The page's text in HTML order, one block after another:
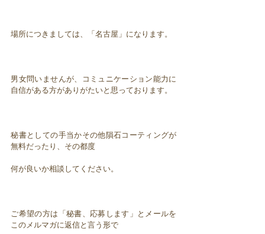
場所につきましては、「名古屋」になります。
男女問いませんが、コミュニケーション能力に
自信がある方がありがたいと思っております。
秘書としての手当かその他隕石コーティングが
無料だったり、その都度
何が良いか相談してください。
ご希望の方は「秘書、応募します」とメールを
このメルマガに返信と言う形で